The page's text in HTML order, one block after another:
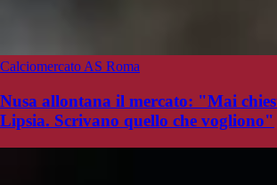
Calciomercato AS Roma
Nusa allontana il mercato: "Mai
Lipsia. Scrivano quello che vogliono"